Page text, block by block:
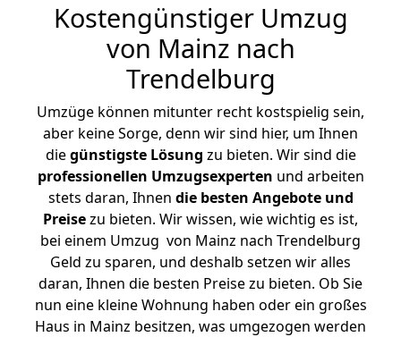
Kostengünstiger Umzug
von Mainz nach
Trendelburg
Umzüge können mitunter recht kostspielig sein,
aber keine Sorge, denn wir sind hier, um Ihnen
diegünstigste Lösung zu bieten. Wir sind die
professionellen Umzugsexperten und arbeiten
stets daran, Ihnen die besten Angebote und
Preisezu bieten. Wir wissen, wie wichtig es ist,
bei einem Umzug von Mainz nach Trendelburg
Geld zu sparen, und deshalb setzen wir alles
daran, Ihnen die besten Preise zu bieten. Ob Sie
nun eine kleine Wohnung haben oder ein großes
Haus in Mainz besitzen, was umgezogen werden